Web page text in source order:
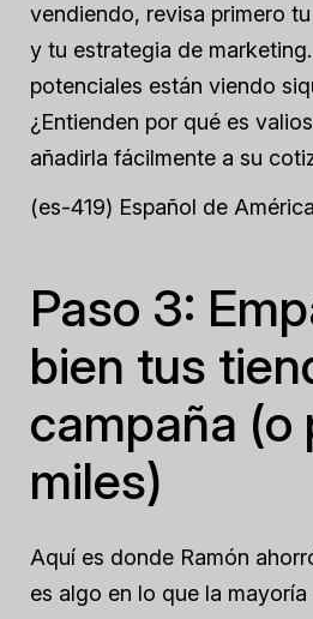
vendiendo, revisa primero
y tu estrategia de
potenciales están viendo
¿Entienden por qué es
añadirla fácilmente a su
(es-419) Español de
Paso 3:
bien tus
campaña (o
miles)
Aquí es donde Ramón
es algo en lo que la